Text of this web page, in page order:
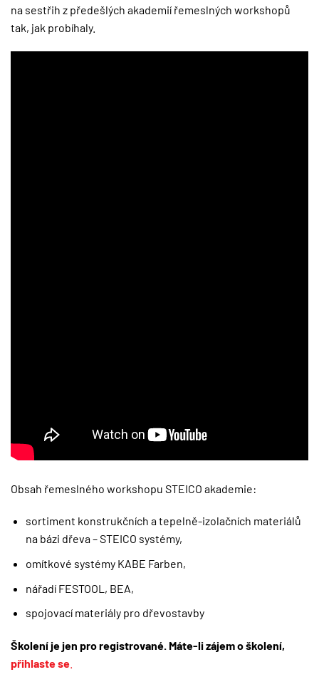
na sestřih z předešlých akademií řemeslných workshopů
tak, jak probíhaly.
Obsah řemeslného workshopu STEICO akademie:
sortiment konstrukčních a tepelně-izolačních materiálů
na bázi dřeva – STEICO systémy,
omítkové systémy KABE Farben,
nářadí FESTOOL, BEA,
spojovací materiály pro dřevostavby
Školení je jen pro registrované. Máte-li zájem o školení,
přihlaste se